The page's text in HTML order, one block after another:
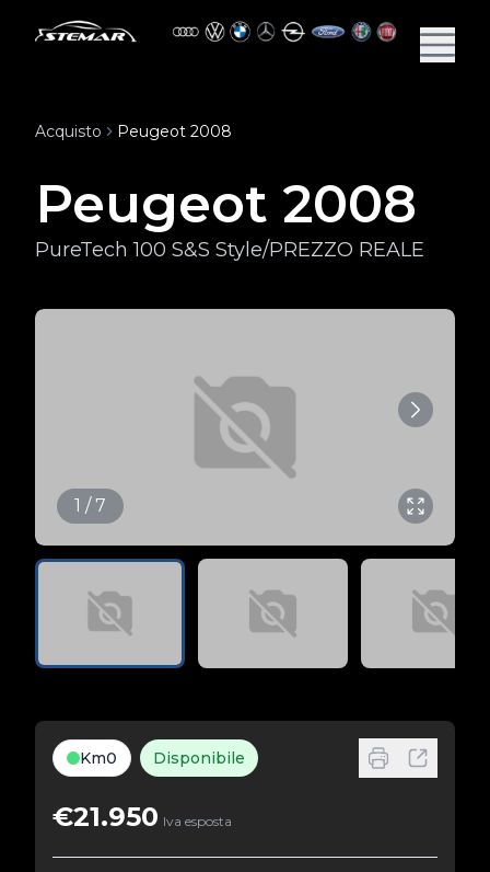
Acquisto Peugeot 2008
Peugeot 2008
PureTech 100 S&S Style/PREZZO REALE
1 / 7
Km0 Disponibile
€21.950 Iva esposta